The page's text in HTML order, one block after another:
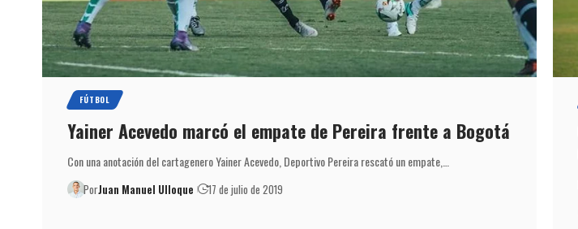
FÚTBOL
Yainer Acevedo marcó el empate de Pereira frente a Bogotá
Con una anotación del cartagenero Yainer Acevedo, Deportivo Pereira rescató un empate,…
PorJuan Manuel Ulloque 17 de julio de 2019